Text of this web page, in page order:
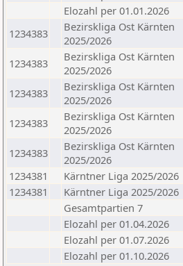
Elozahl per 01.01.2026
1234383
Bezirskliga Ost Kärnten
2025/2026
1234383
Bezirskliga Ost Kärnten
2025/2026
1234383
Bezirskliga Ost Kärnten
2025/2026
1234383
Bezirskliga Ost Kärnten
2025/2026
1234383
Bezirskliga Ost Kärnten
2025/2026
1234381
Kärntner Liga 2025/2026
1234381
Kärntner Liga 2025/2026
Gesamtpartien 7
Elozahl per 01.04.2026
Elozahl per 01.07.2026
Elozahl per 01.10.2026